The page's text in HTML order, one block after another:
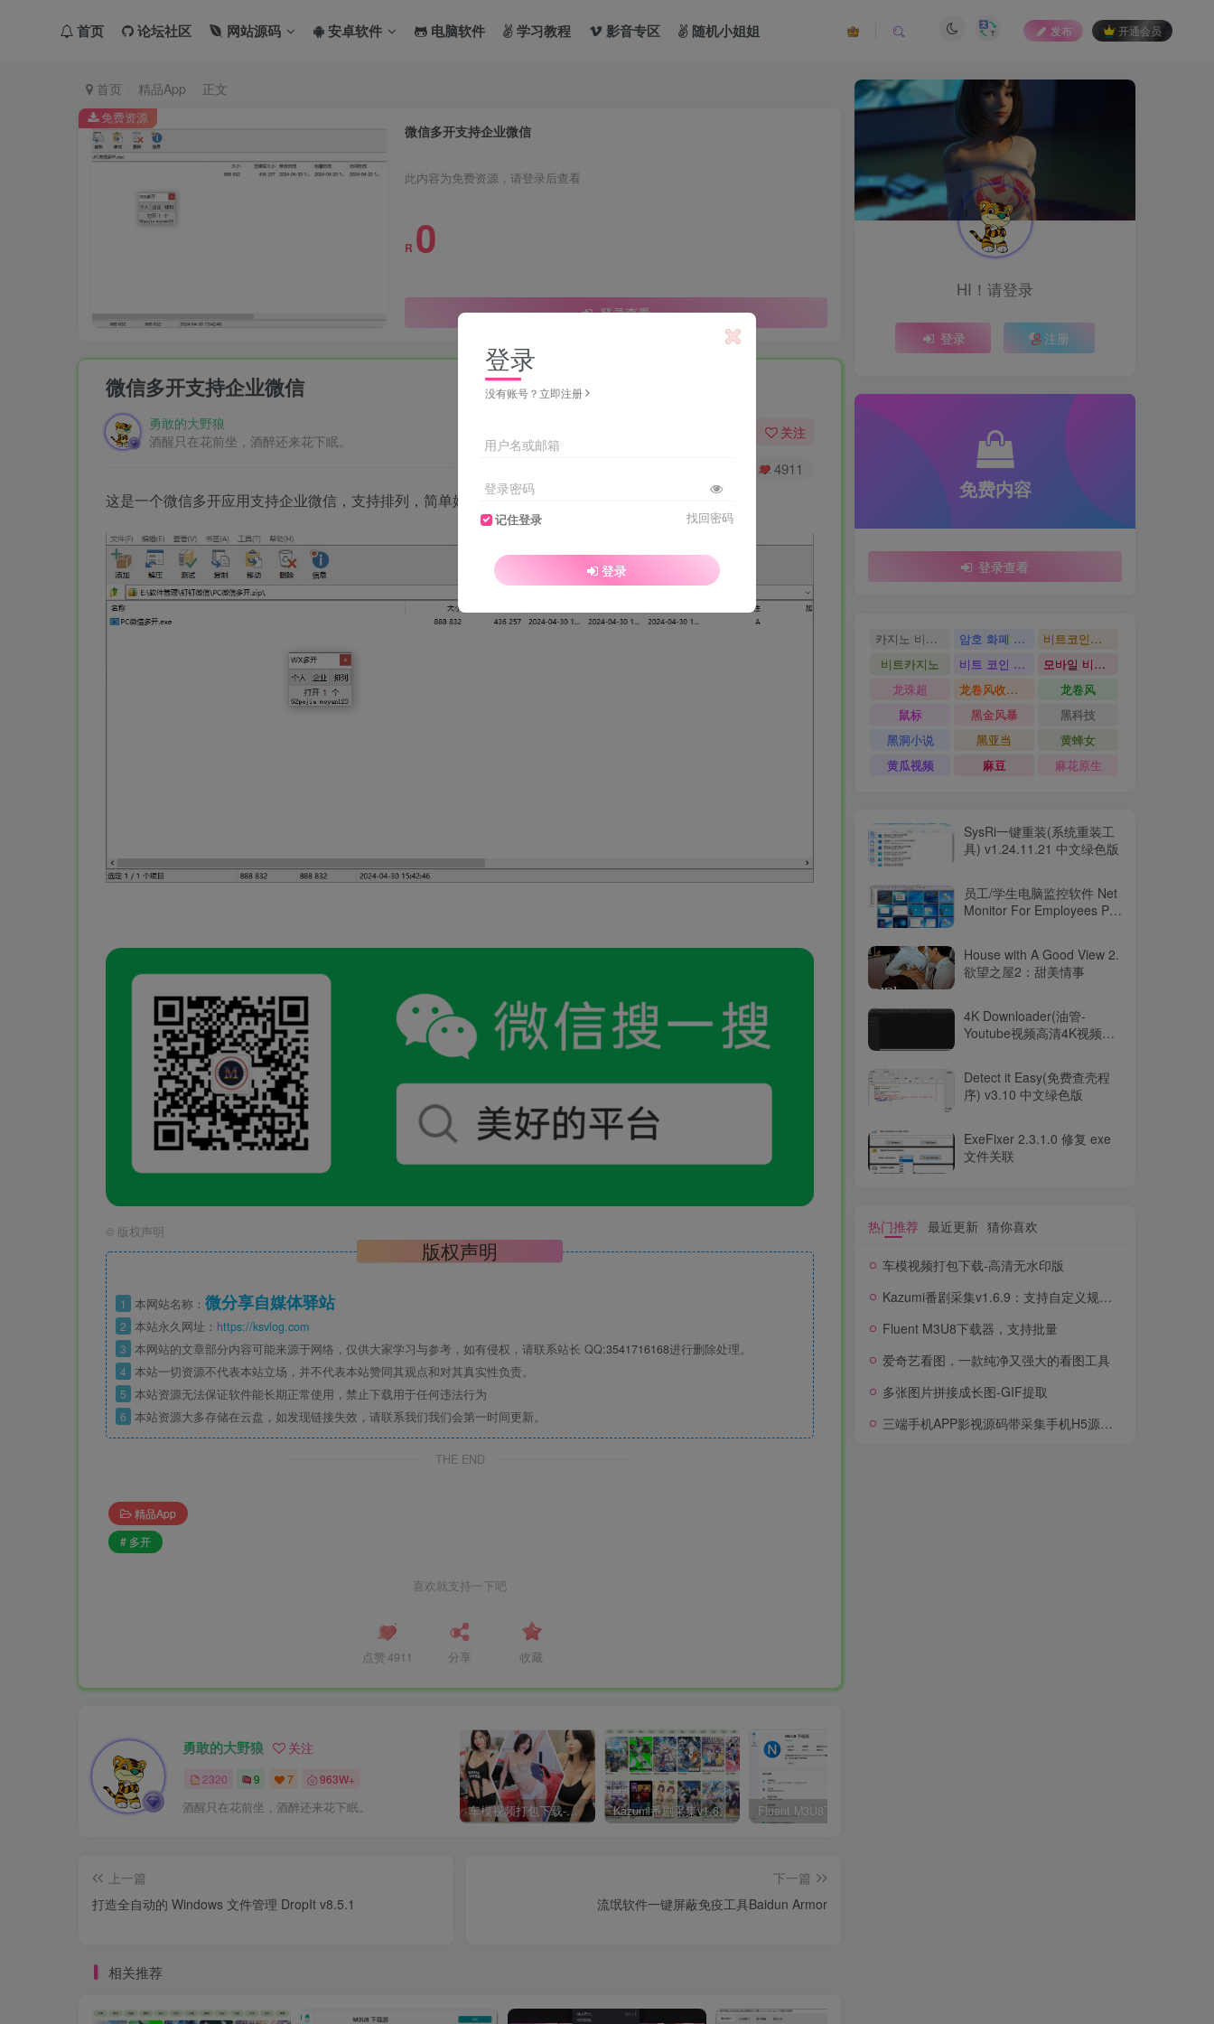
首页 论坛社区 网站源码 安卓软件 电脑软件 学习教程 影音专区 随机小姐姐 发布 开通会员
首页 精品App 正文
微信多开支持企业微信
此内容为免费资源，请登录后查看
R 0
登录查看
免费资源
微信多开支持企业微信
勇敢的大野狼
酒醒只在花前坐，酒醉还来花下眠。
关注
4911
这是一个微信多开应用支持企业微信，支持排列，简单好用。
© 版权声明
版权声明
1 本网站名称： 微分享自媒体驿站
2 本站永久网址： https://ksvlog.com
3 本网站的文章部分内容可能来源于网络，仅供大家学习与参考，如有侵权，请联系站长 QQ:3541716168进行删除处理。
4 本站一切资源不代表本站立场，并不代表本站赞同其观点和对其真实性负责。
5 本站资源无法保证软件能长期正常使用，禁止下载用于任何违法行为
6 本站资源大多存储在云盘，如发现链接失效，请联系我们我们会第一时间更新。
THE END
精品App
# 多开
喜欢就支持一下吧
点赞 4911 分享 收藏
勇敢的大野狼 关注
2320 9 7 963W+
酒醒只在花前坐，酒醉还来花下眠。 车模视频打包下载-高清无水印版 Kazumi番剧采集v1.6.9：支持自定义规则+在线观看+弹幕，跨平台下载
上一篇
打造全自动的 Windows 文件管理 DropIt v8.5.1
下一篇
流氓软件一键屏蔽免疫工具Baidun Armor
相关推荐
HI！请登录
登录 注册
免费内容
登录查看
카지노 비트코인 암호 화폐 카지노
비트코인카지노
비트카지노
비트 코인 온라인 카지노
모바일 비트 코인 카지노
龙珠超
龙卷风收音机
龙卷风
鼠标
黑金风暴
黑科技
黑洞小说
黑亚当
黄蜂女
黄瓜视频
麻豆 麻花原生
SysRi一键重装(系统重装工
具) v1.24.11.21 中文绿色版
员工/学生电脑监控软件 Net
Monitor For Employees Pro
House with A Good View 2.
欲望之屋2：甜美情事
4K Downloader(油管-
Youtube视频高清4K视频下
Detect it Easy(免费查壳程
序) v3.10 中文绿色版
ExeFixer 2.3.1.0 修复 exe
文件关联
热门推荐 最近更新 猜你喜欢
车模视频打包下载-高清无水印版
Kazumi番剧采集v1.6.9：支持自定义规则+在线观看+弹幕，跨平台下载
Fluent M3U8下载器，支持批量
爱奇艺看图，一款纯净又强大的看图工具
多张图片拼接成长图-GIF提取
三端手机APP影视源码带采集手机H5源码带VIP卡密功能
登录
没有账号？立即注册
用户名或邮箱
登录密码
记住登录 找回密码
登录